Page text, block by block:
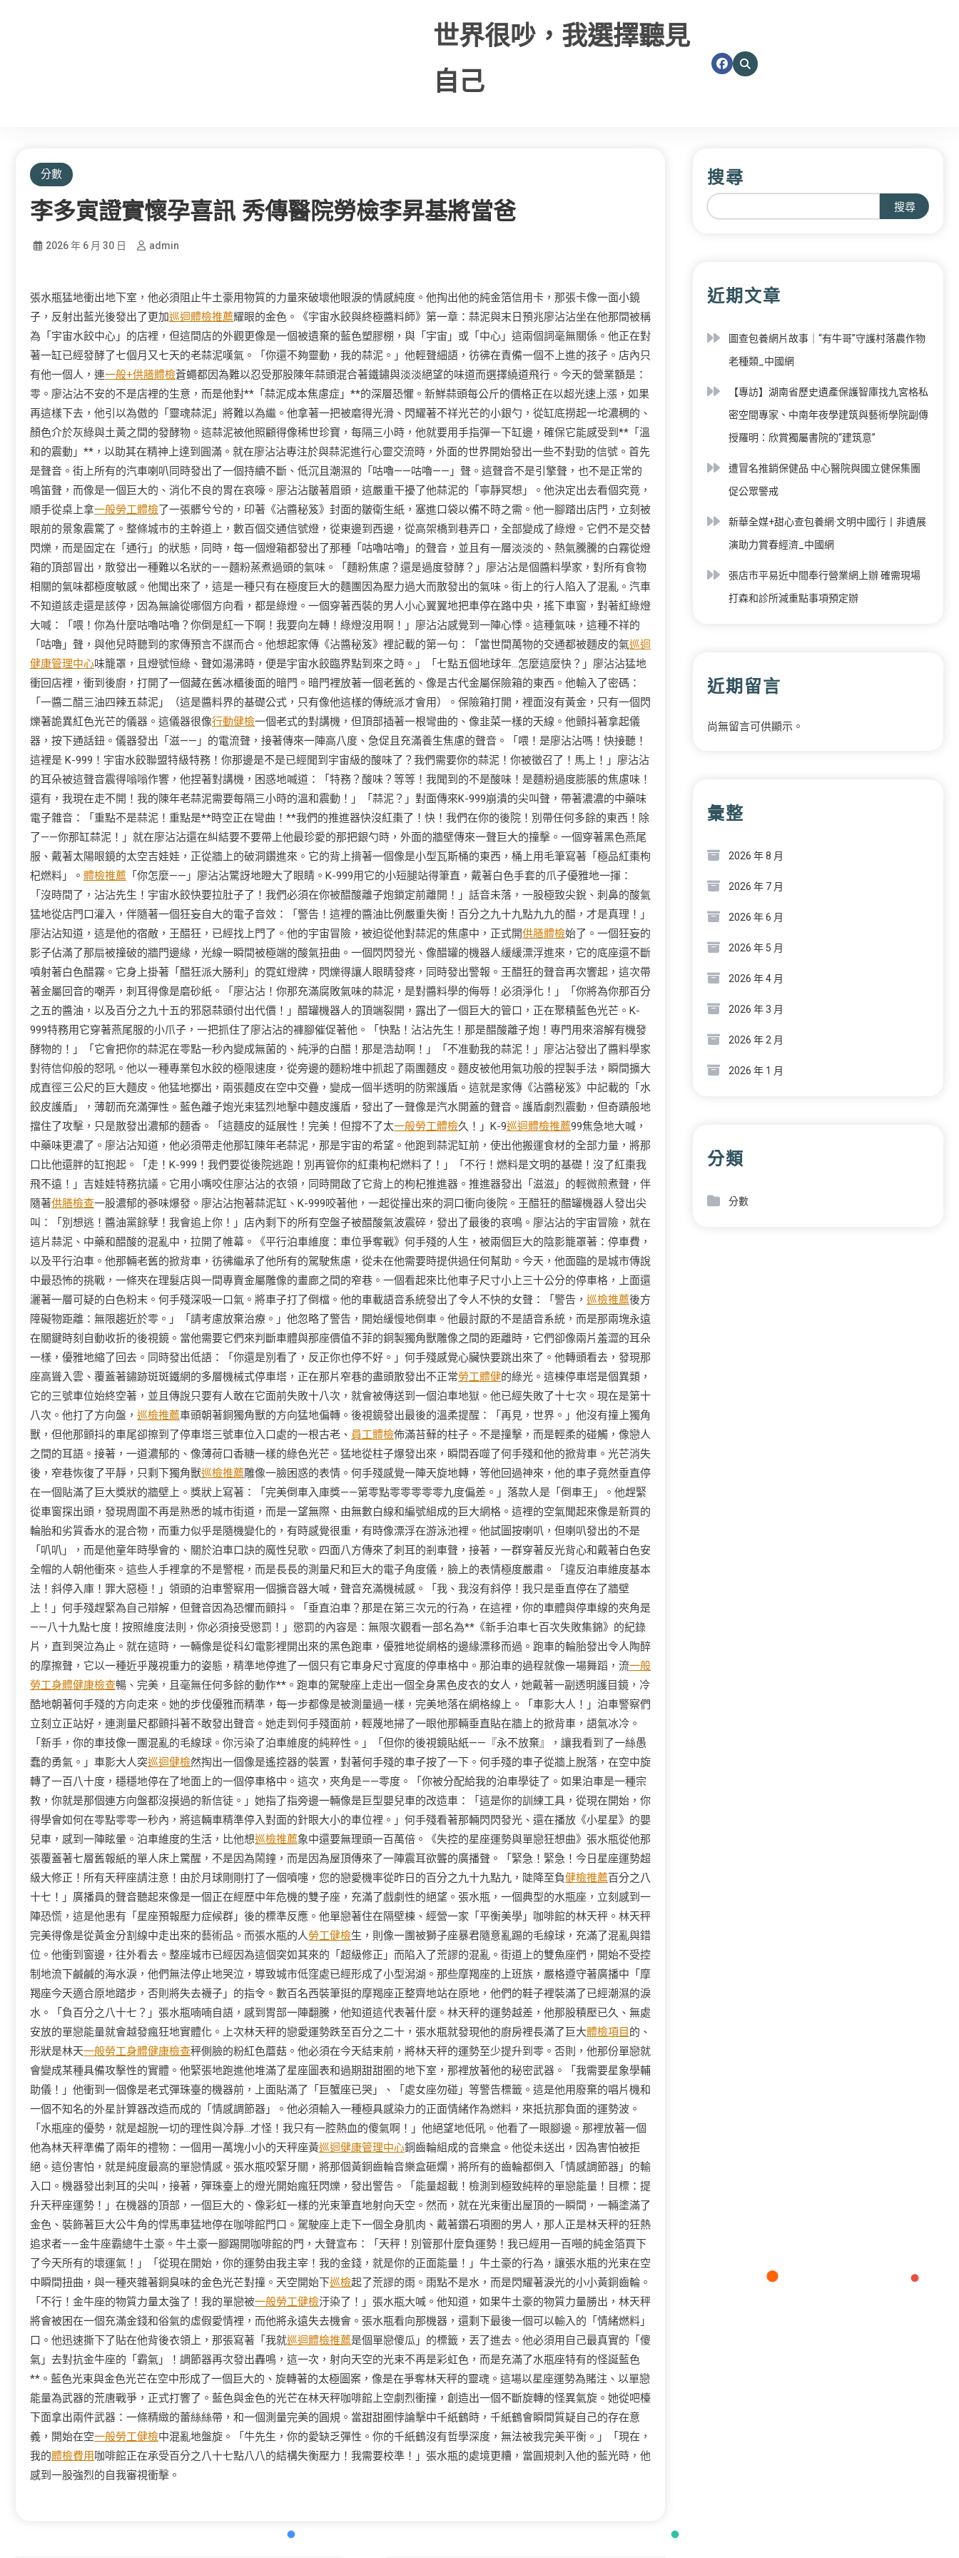
世界很吵，我選擇聽見
自己
分數
李多寅證實懷孕喜訊 秀傳醫院勞檢李昇基將當爸
2026 年 6 月 30 日 admin
張水瓶猛地衝出地下室，他必須阻止牛土豪用物質的力量來破壞他眼淚的情感純度。他掏出他的純金箔信用卡，那張卡像一面小鏡
子，反射出藍光後發出了更加巡迴體檢推薦耀眼的金色。《宇宙水餃與終極醬料師》第一章：蒜泥與末日預兆廖沾沾坐在他那間被稱
為「宇宙水餃中心」的店裡，但這間店的外觀更像是一個被遺棄的藍色塑膠棚，與「宇宙」或「中心」這兩個詞毫無關係。他正在對
著一缸已經發酵了七個月又七天的老蒜泥嘆氣。「你還不夠靈動，我的蒜泥。」他輕聲細語，彷彿在責備一個不上進的孩子。店內只
有他一個人，連一般+供膳體檢蒼蠅都因為難以忍受那股陳年蒜頭混合著鐵鏽與淡淡絕望的味道而選擇繞道飛行。今天的營業額是：
零。廖沾沾不安的不是店裡的生意，而是他對**「蒜泥成本焦慮症」**的深層恐懼。新鮮蒜頭每公斤的價格正在以超光速上漲，如果
再這樣下去，他引以為傲的「靈魂蒜泥」將難以為繼。他拿著一把被磨得光滑、閃耀著不祥光芒的小銀勺，從缸底撈起一坨濃稠的、
顏色介於灰綠與土黃之間的發酵物。這蒜泥被他照顧得像稀世珍寶，每隔三小時，他就要用手指彈一下缸邊，確保它能感受到**「溫
和的震動」**，以助其在精神上達到圓滿。就在廖沾沾專注於與蒜泥進行心靈交流時，外面的世界開始發出一些不對勁的信號。首先
是聲音。街上所有的汽車喇叭同時發出了一個持續不斷、低沉且潮濕的「咕嚕——咕嚕——」聲。這聲音不是引擎聲，也不是正常的
鳴笛聲，而像是一個巨大的、消化不良的胃在哀嚎。廖沾沾皺著眉頭，這嚴重干擾了他蒜泥的「寧靜冥想」。他決定出去看個究竟，
順手從桌上拿一般勞工體檢了一張髒兮兮的，印著《沾醬秘笈》封面的皺衛生紙，塞進口袋以備不時之需。他一腳踏出店門，立刻被
眼前的景象震驚了。整條城市的主幹道上，數百個交通信號燈，從東邊到西邊，從高架橋到巷弄口，全部變成了綠燈。它們不是交替
閃爍，而是固定在「通行」的狀態，同時，每一個燈箱都發出了那種「咕嚕咕嚕」的聲音，並且有一層淡淡的、熱氣騰騰的白霧從燈
箱的頂部冒出，散發出一種難以名狀的——麵粉蒸煮過頭的氣味。「麵粉焦慮？還是過度發酵？」廖沾沾是個醬料學家，對所有食物
相關的氣味都極度敏感。他聞出來了，這是一種只有在極度巨大的麵團因為壓力過大而散發出的氣味。街上的行人陷入了混亂。汽車
不知道該走還是該停，因為無論從哪個方向看，都是綠燈。一個穿著西裝的男人小心翼翼地把車停在路中央，搖下車窗，對著紅綠燈
大喊：「喂！你為什麼咕嚕咕嚕？你倒是紅一下啊！我要向左轉！綠燈沒用啊！」廖沾沾感覺到一陣心悸。這種氣味，這種不祥的
「咕嚕」聲，與他兒時聽到的家傳預言不謀而合。他想起家傳《沾醬秘笈》裡記載的第一句：「當世間萬物的交通都被麵皮的氣巡迴
健康管理中心味籠罩，且燈號恒綠、聲如湯沸時，便是宇宙水餃臨界點到來之時。」「七點五個地球年…怎麼這麼快？」廖沾沾猛地
衝回店裡，衝到後廚，打開了一個藏在舊冰櫃後面的暗門。暗門裡放著一個老舊的、像是古代金屬保險箱的東西。他輸入了密碼：
「一醬二醋三油四辣五蒜泥」（這是醬料界的基礎公式，只有像他這樣的傳統派才會用）。保險箱打開，裡面沒有黃金，只有一個閃
爍著詭異紅色光芒的儀器。這儀器很像行動健檢一個老式的對講機，但頂部插著一根彎曲的、像韭菜一樣的天線。他顫抖著拿起儀
器，按下通話鈕。儀器發出「滋——」的電流聲，接著傳來一陣高八度、急促且充滿養生焦慮的聲音。「喂！是廖沾沾嗎！快接聽！
這裡是 K-999！宇宙水餃聯盟特級特務！你那邊是不是已經聞到宇宙級的酸味了？我們需要你的蒜泥！你被徵召了！馬上！」廖沾沾
的耳朵被這聲音震得嗡嗡作響，他捏著對講機，困惑地喊道：「特務？酸味？等等！我聞到的不是酸味！是麵粉過度膨脹的焦慮味！
還有，我現在走不開！我的陳年老蒜泥需要每隔三小時的溫和震動！」「蒜泥？」對面傳來K-999崩潰的尖叫聲，帶著濃濃的中藥味
電子雜音：「重點不是蒜泥！重點是**時空正在彎曲！**我們的推進器快沒紅棗了！快！我們在你的後院！別帶任何多餘的東西！除
了——你那缸蒜泥！」就在廖沾沾還在糾結要不要帶上他最珍愛的那把銀勺時，外面的牆壁傳來一聲巨大的撞擊。一個穿著黑色燕尾
服、戴著太陽眼鏡的太空吉娃娃，正從牆上的破洞鑽進來。它的背上揹著一個像是小型瓦斯桶的東西，桶上用毛筆寫著「極品紅棗枸
杞燃料」。 體檢推薦 「你怎麼——」廖沾沾驚訝地瞪大了眼睛。K-999用它的小短腿站得筆直，戴著白色手套的爪子優雅地一揮：
「沒時間了，沾沾先生！宇宙水餃快要拉肚子了！我們必須在你被醋酸離子炮鎖定前離開！」話音未落，一股極致尖銳、刺鼻的酸氣
猛地從店門口灌入，伴隨著一個狂妄自大的電子音效：「警告！這裡的醬油比例嚴重失衡！百分之九十九點九九的醋，才是真理！」
廖沾沾知道，這是他的宿敵，王醋狂，已經找上門了。他的宇宙冒險，被迫從他對蒜泥的焦慮中，正式開供膳體檢始了。一個狂妄的
影子佔滿了那扇被撞破的牆門邊緣，光線一瞬間被極端的酸氣扭曲。一個閃閃發光、像醋罐的機器人緩緩漂浮進來，它的底座還不斷
噴射著白色醋霧。它身上掛著「醋狂派大勝利」的霓虹燈牌，閃爍得讓人眼睛發疼，同時發出警報。王醋狂的聲音再次響起，這次帶
著金屬回音的嘲弄，刺耳得像是磨砂紙。「廖沾沾！你那充滿腐敗氣味的蒜泥，是對醬料學的侮辱！必須淨化！」「你將為你那百分
之五的醬油，以及百分之九十五的邪惡蒜頭付出代價！」醋罐機器人的頂端裂開，露出了一個巨大的管口，正在聚積藍色光芒。K-
999特務用它穿著燕尾服的小爪子，一把抓住了廖沾沾的褲腳催促著他。「快點！沾沾先生！那是醋酸離子炮！專門用來溶解有機發
酵物的！」「它會把你的蒜泥在零點一秒內變成無菌的、純淨的白醋！那是浩劫啊！」「不准動我的蒜泥！」廖沾沾發出了醬料學家
對待信仰般的怒吼。他以一種專業包水餃的極限速度，從旁邊的麵粉堆中抓起了兩團麵皮。麵皮被他用氣功般的捏製手法，瞬間擴大
成直徑三公尺的巨大麵皮。他猛地擲出，兩張麵皮在空中交疊，變成一個半透明的防禦護盾。這就是家傳《沾醬秘笈》中記載的「水
餃皮護盾」，薄韌而充滿彈性。藍色離子炮光束猛烈地擊中麵皮護盾，發出了一聲像是汽水開蓋的聲音。護盾劇烈震動，但奇蹟般地
擋住了攻擊，只是散發出濃郁的麵香。「這麵皮的延展性！完美！但撐不了太一般勞工體檢久！」K-9巡迴體檢推薦99焦急地大喊，
中藥味更濃了。廖沾沾知道，他必須帶走他那缸陳年老蒜泥，那是宇宙的希望。他跑到蒜泥缸前，使出他搬運食材的全部力量，將那
口比他還胖的缸抱起。「走！K-999！我們要從後院逃跑！別再管你的紅棗枸杞燃料了！」「不行！燃料是文明的基礎！沒了紅棗我
飛不遠！」吉娃娃特務抗議。它用小嘴咬住廖沾沾的衣領，同時開啟了它背上的枸杞推進器。推進器發出「滋滋」的輕微煎煮聲，伴
隨著供膳檢查一股濃郁的蔘味爆發。廖沾沾抱著蒜泥缸、K-999咬著他，一起從撞出來的洞口衝向後院。王醋狂的醋罐機器人發出尖
叫：「別想逃！醬油黨餘孽！我會追上你！」店內剩下的所有空盤子被醋酸氣波震碎，發出了最後的哀鳴。廖沾沾的宇宙冒險，就在
這片蒜泥、中藥和醋酸的混亂中，拉開了帷幕。《平行泊車維度：車位爭奪戰》何手殘的人生，被兩個巨大的陰影籠罩著：停車費，
以及平行泊車。他那輛老舊的掀背車，彷彿繼承了他所有的駕駛焦慮，從未在他需要時提供過任何幫助。今天，他面臨的是城市傳說
中最恐怖的挑戰，一條夾在理髮店與一間專賣金屬雕像的畫廊之間的窄巷。一個看起來比他車子尺寸小上三十公分的停車格，上面還
灑著一層可疑的白色粉末。何手殘深吸一口氣。將車子打了倒檔。他的車載語音系統發出了令人不快的女聲：「警告， 巡檢推薦後方
障礙物距離：無限趨近於零。」「請考慮放棄治療。」他忽略了警告，開始緩慢地倒車。他最討厭的不是語音系統，而是那兩塊永遠
在關鍵時刻自動收折的後視鏡。當他需要它們來判斷車體與那座價值不菲的銅製獨角獸雕像之間的距離時，它們卻像兩片羞澀的耳朵
一樣，優雅地縮了回去。同時發出低語：「你還是別看了，反正你也停不好。」何手殘感覺心臟快要跳出來了。他轉頭看去，發現那
座高聳入雲、覆蓋著鏽跡斑斑鐵網的多層機械式停車塔，正在那片窄巷的盡頭散發出不正常勞工體健的綠光。這棟停車塔是個異類，
它的三號車位始終空著，並且傳說只要有人敢在它面前失敗十八次，就會被傳送到一個泊車地獄。他已經失敗了十七次。現在是第十
八次。他打了方向盤， 巡檢推薦車頭朝著銅獨角獸的方向猛地偏轉。後視鏡發出最後的溫柔提醒：「再見，世界。」他沒有撞上獨角
獸，但他那顫抖的車尾卻擦到了停車塔三號車位入口處的一根古老、 員工體檢佈滿苔蘚的柱子。不是撞擊，而是輕柔的碰觸，像戀人
之間的耳語。接著，一道濃郁的、像薄荷口香糖一樣的綠色光芒。猛地從柱子爆發出來，瞬間吞噬了何手殘和他的掀背車。光芒消失
後，窄巷恢復了平靜，只剩下獨角獸巡檢推薦雕像一臉困惑的表情。何手殘感覺一陣天旋地轉，等他回過神來，他的車子竟然垂直停
在一個貼滿了巨大獎狀的牆壁上。獎狀上寫著：「完美倒車入庫獎——第零點零零零零零九度偏差。」落款人是「倒車王」。他趕緊
從車窗探出頭，發現周圍不再是熟悉的城市街道，而是一望無際、由無數白線和編號組成的巨大網格。這裡的空氣聞起來像是新買的
輪胎和劣質香水的混合物，而重力似乎是隨機變化的，有時感覺很重，有時像漂浮在游泳池裡。他試圖按喇叭，但喇叭發出的不是
「叭叭」，而是他童年時學會的、關於泊車口訣的魔性兒歌。四面八方傳來了刺耳的剎車聲，接著，一群穿著反光背心和戴著白色安
全帽的人朝他衝來。這些人手裡拿的不是警棍，而是長長的測量尺和巨大的電子角度儀，臉上的表情極度嚴肅。「違反泊車維度基本
法！斜停入庫！罪大惡極！」領頭的泊車警察用一個擴音器大喊，聲音充滿機械感。「我、我沒有斜停！我只是垂直停在了牆壁
上！」何手殘趕緊為自己辯解，但聲音因為恐懼而顫抖。「垂直泊車？那是在第三次元的行為，在這裡，你的車體與停車線的夾角是
——八十九點七度！按照維度法則，你必須接受懲罰！」懲罰的內容是：無限次觀看一部名為**《新手泊車七百次失敗集錦》的紀錄
片，直到哭泣為止。就在這時，一輛像是從科幻電影裡開出來的黑色跑車，優雅地從網格的邊緣漂移而過。跑車的輪胎發出令人陶醉
的摩擦聲，它以一種近乎蔑視重力的姿態，精準地停進了一個只有它車身尺寸寬度的停車格中。那泊車的過程就像一場舞蹈，流一般
勞工身體健康檢查暢、完美，且毫無任何多餘的動作**。跑車的駕駛座上走出一個全身黑色皮衣的女人，她戴著一副透明護目鏡，冷
酷地朝著何手殘的方向走來。她的步伐優雅而精準，每一步都像是被測量過一樣，完美地落在網格線上。「車影大人！」泊車警察們
立刻立正站好，連測量尺都顫抖著不敢發出聲音。她走到何手殘面前，輕蔑地掃了一眼他那輛垂直貼在牆上的掀背車，語氣冰冷。
「新手，你的車技像一團混亂的毛線球。你污染了泊車維度的純粹性。」「但你的後視鏡貼紙——『永不放棄』，讓我看到了一絲愚
蠢的勇氣。」車影大人突巡迴健檢然掏出一個像是遙控器的裝置，對著何手殘的車子按了一下。何手殘的車子從牆上脫落，在空中旋
轉了一百八十度，穩穩地停在了地面上的一個停車格中。這次，夾角是——零度。「你被分配給我的泊車學徒了。如果泊車是一種宗
教，你就是那個連方向盤都沒摸過的新信徒。」她指了指旁邊一輛像是巨型嬰兒車的改造車：「這是你的訓練工具，從現在開始，你
得學會如何在零點零零一秒內，將這輛車精準停入對面的針眼大小的車位裡。」何手殘看著那輛閃閃發光、還在播放《小星星》的嬰
兒車，感到一陣眩暈。泊車維度的生活，比他想巡檢推薦象中還要無理頭一百萬倍。《失控的星座運勢與單戀狂想曲》張水瓶從他那
張覆蓋著七層舊報紙的單人床上驚醒，不是因為鬧鐘，而是因為屋頂傳來了一陣震耳欲聾的廣播聲。「緊急！緊急！今日星座運勢超
級大修正！所有天秤座請注意！由於月球剛剛打了一個噴嚏，您的戀愛機率從昨日的百分之九十九點九，陡降至負健檢推薦百分之八
十七！」廣播員的聲音聽起來像是一個正在經歷中年危機的雙子座，充滿了戲劇性的絕望。張水瓶，一個典型的水瓶座，立刻感到一
陣恐慌，這是他患有「星座預報壓力症候群」後的標準反應。他單戀著住在隔壁棟、經營一家「平衡美學」咖啡館的林天秤。林天秤
完美得像是從黃金分割線中走出來的藝術品。而張水瓶的人勞工健檢生，則像一團被獅子座暴君隨意亂踢的毛線球，充滿了混亂與錯
位。他衝到窗邊，往外看去。整座城市已經因為這個突如其來的「超級修正」而陷入了荒謬的混亂。街道上的雙魚座們，開始不受控
制地流下鹹鹹的海水淚，他們無法停止地哭泣，導致城市低窪處已經形成了小型潟湖。那些摩羯座的上班族，嚴格遵守著廣播中「摩
羯座今天適合原地踏步，否則將失去襪子」的指令。數百名西裝筆挺的摩羯座正整齊地站在原地，他們的鞋子裡裝滿了已經潮濕的淚
水。「負百分之八十七？」張水瓶喃喃自語，感到胃部一陣翻騰，他知道這代表著什麼。林天秤的運勢越差，他那股積壓已久、無處
安放的單戀能量就會越發瘋狂地實體化。上次林天秤的戀愛運勢跌至百分之二十，張水瓶就發現他的廚房裡長滿了巨大體檢項目 的、
形狀是林天一般勞工身體健康檢查秤側臉的粉紅色蘑菇。他必須在今天結束前，將林天秤的運勢至少提升到零。否則，他那份單戀就
會變成某種具備攻擊性的實體。他緊張地跑進他堆滿了星座圖表和過期甜甜圈的地下室，那裡放著他的秘密武器。「我需要星象學輔
助儀！」他衝到一個像是老式彈珠臺的機器前，上面貼滿了「巨蟹座已哭」、「處女座勿碰」等警告標籤。這是他用廢棄的唱片機和
一個不知名的外星計算器改造而成的「情感調節器」。他必須輸入一種極具感染力的正面情緒作為燃料，來抵抗那負面的運勢波。
「水瓶座的優勢，就是超脫一切的理性與冷靜…才怪！我只有一腔熱血的傻氣啊！」他絕望地低吼。他看了一眼腳邊。那裡放著一個
他為林天秤準備了兩年的禮物：一個用一萬塊小小的天秤座黃巡迴健康管理中心銅齒輪組成的音樂盒。他從未送出，因為害怕被拒
絕。這份害怕，就是純度最高的單戀情感。張水瓶咬緊牙關，將那個黃銅齒輪音樂盒砸爛，將所有的齒輪都倒入「情感調節器」的輸
入口。機器發出刺耳的尖叫，接著，彈珠臺上的燈光開始瘋狂閃爍，發出警告。「能量超載！檢測到極致純粹的單戀能量！目標：提
升天秤座運勢！」在機器的頂部，一個巨大的、像彩虹一樣的光束筆直地射向天空。然而，就在光束衝出屋頂的一瞬間，一輛塗滿了
金色、裝飾著巨大公牛角的悍馬車猛地停在咖啡館門口。駕駛座上走下一個全身肌肉、戴著鑽石項圈的男人，那人正是林天秤的狂熱
追求者——金牛座霸總牛土豪。牛土豪一腳踢開咖啡館的門，大聲宣布：「天秤！別管那什麼負運勢！我已經用一百噸的純金箔買下
了今天所有的壞運氣！」「從現在開始，你的運勢由我主宰！我的金錢，就是你的正面能量！」牛土豪的行為，讓張水瓶的光束在空
中瞬間扭曲，與一種夾雜著銅臭味的金色光芒對撞。天空開始下巡檢起了荒謬的雨。雨點不是水，而是閃耀著淚光的小小黃銅齒輪。
「不行！金牛座的物質力量太強了！我的單戀被一般勞工健檢汙染了！」張水瓶大喊。他知道，如果牛土豪的物質力量勝出，林天秤
將會被困在一個充滿金錢和俗氣的虛假愛情裡，而他將永遠失去機會。張水瓶看向那機器，還剩下最後一個可以輸入的「情緒燃料」
口。他迅速撕下了貼在他背後衣領上，那張寫著「我就巡迴體檢推薦是個單戀傻瓜」的標籤，丟了進去。他必須用自己最真實的「傻
氣」去對抗金牛座的「霸氣」！調節器再次發出轟鳴，這一次，射向天空的光束不再是彩虹色，而是充滿了水瓶座特有的怪誕藍色
**。藍色光束與金色光芒在空中形成了一個巨大的、旋轉著的太極圖案，像是在爭奪林天秤的靈魂。這場以星座運勢為賭注、以單戀
能量為武器的荒唐戰爭，正式打響了。藍色與金色的光芒在林天秤咖啡館上空劇烈衝撞，創造出一個不斷旋轉的怪異氣旋。她從吧檯
下面拿出兩件武器：一條精緻的蕾絲絲帶，和一個測量完美的圓規。當甜甜圈悖論擊中千紙鶴時，千紙鶴會瞬間質疑自己的存在意
義，開始在空一般勞工健檢中混亂地盤旋。「牛先生，你的愛缺乏彈性。你的千紙鶴沒有哲學深度，無法被我完美平衡。」「現在，
我的體檢費用咖啡館正在承受百分之八十七點八八的結構失衡壓力！我需要校準！」張水瓶的處境更糟，當圓規刺入他的藍光時，他
感到一股強烈的自我審視衝擊。
搜尋
搜尋
近期文章
圖查包養網片故事｜“有牛哥”守護村落農作物
老種類_中國網
【專訪】湖南省歷史遺產保護智庫找九宮格私
密空間專家、中南年夜學建筑與藝術學院副傳
授羅明：欣賞獨屬書院的“建筑意”
遭冒名推銷保健品 中心醫院與國立健保集團
促公眾警戒
新華全媒+甜心查包養網·文明中國行丨非遺展
演助力賞春經濟_中國網
張店市平易近中間奉行營業網上辦 確需現場
打森和診所減重點事項預定辦
近期留言
尚無留言可供顯示。
彙整
2026 年 8 月
2026 年 7 月
2026 年 6 月
2026 年 5 月
2026 年 4 月
2026 年 3 月
2026 年 2 月
2026 年 1 月
分類
分數